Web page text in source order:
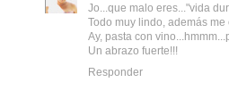
Jo...que malo eres..."vida
Todo muy lindo, además
Ay, pasta con
Un abrazo fuerte!!!
Responder